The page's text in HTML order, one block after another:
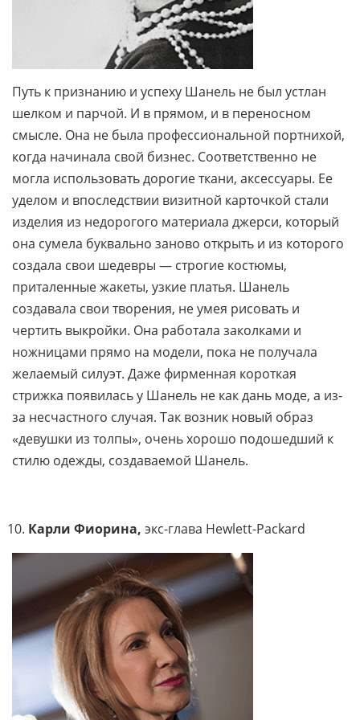
Путь к признанию и успеху Шанель не был устлан
шелком и парчой. И в прямом, и в переносном
смысле. Она не была профессиональной портнихой,
когда начинала свой бизнес. Соответственно не
могла использовать дорогие ткани, аксессуары. Ее
уделом и впоследствии визитной карточкой стали
изделия из недорогого материала джерси, который
она сумела буквально заново открыть и из которого
создала свои шедевры — строгие костюмы,
приталенные жакеты, узкие платья. Шанель
создавала свои творения, не умея рисовать и
чертить выкройки. Она работала заколками и
ножницами прямо на модели, пока не получала
желаемый силуэт. Даже фирменная короткая
стрижка появилась у Шанель не как дань моде, а из-
за несчастного случая. Так возник новый образ
«девушки из толпы», очень хорошо подошедший к
стилю одежды, создаваемой Шанель.
Карли Фиорина, экс-глава Hewlett-Packard